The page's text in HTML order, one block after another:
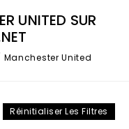
UNITED SUR
Manchester United
Réinitialiser Les Filtres